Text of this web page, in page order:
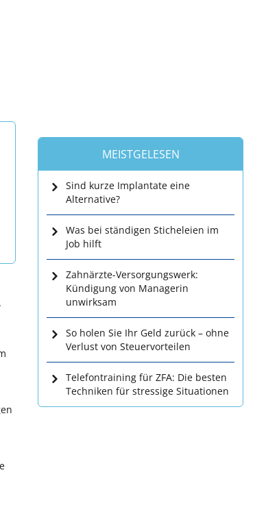
MEISTGELESEN
Sind kurze Implantate eine
Alternative?
Was bei ständigen Sticheleien im
Job hilft
Zahnärzte-Versorgungswerk:
Kündigung von Managerin
unwirksam
So holen Sie Ihr Geld zurück – ohne
Verlust von Steuervorteilen
Telefontraining für ZFA: Die besten
Techniken für stressige Situationen